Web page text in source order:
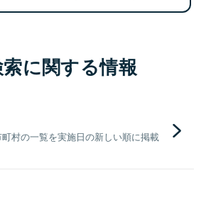
に関する情報
村の一覧を実施日の新しい順に掲載